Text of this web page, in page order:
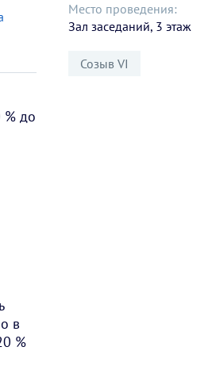
Место проведения:
Зал заседаний, 3 этаж
Созыв VI
% до
в
%